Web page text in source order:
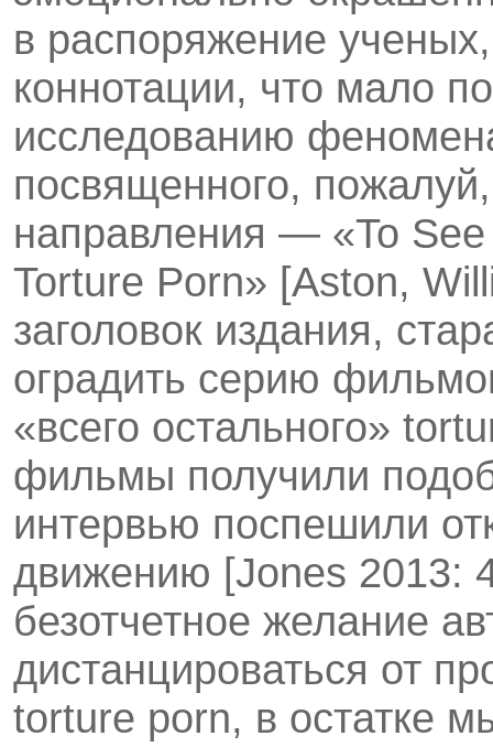
в распоряжение
коннотации, что мало
исследованию
посвященного,
направления — «To
Torture Porn» [Aston,
заго­ловок издания,
оградить серию
«всего остального»
фильмы получили
интервью поспешили
движению [Jones 2013:
безотчетное желание
дистанцироваться от
torture porn, в остатке